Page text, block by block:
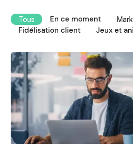
Tous En ce moment
Fidélisation client Jeux et